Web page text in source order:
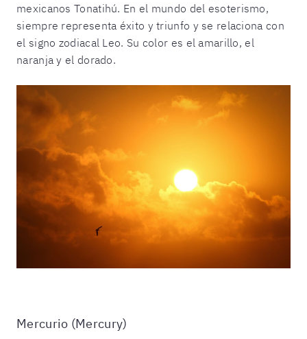
mexicanos Tonatihú. En el mundo del esoterismo,
siempre representa éxito y triunfo y se relaciona con
el signo zodiacal Leo. Su color es el amarillo, el
naranja y el dorado.
Mercurio (Mercury)